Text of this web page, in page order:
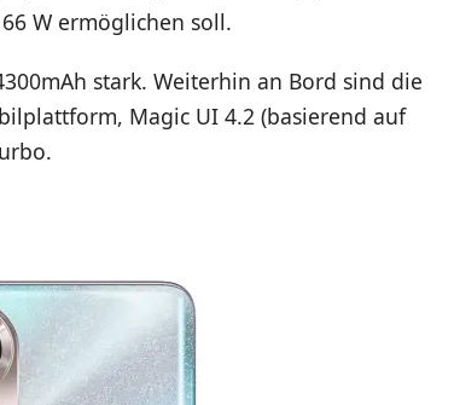
W ermöglichen soll.
stark. Weiterhin an Bord sind die
Magic UI 4.2 (basierend auf